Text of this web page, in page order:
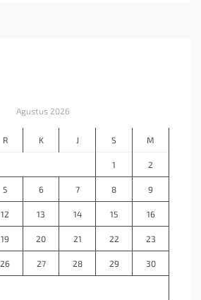
Agustus 2026
R K J S M
1 2
5 6 7 8 9
12 13 14 15 16
19 20 21 22 23
26 27 28 29 30